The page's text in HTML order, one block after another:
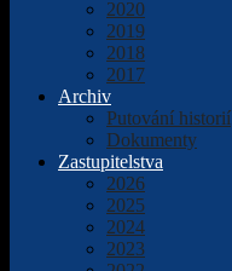
2020
2019
2018
2017
Archiv
Putování historií
Dokumenty
Zastupitelstva
2026
2025
2024
2023